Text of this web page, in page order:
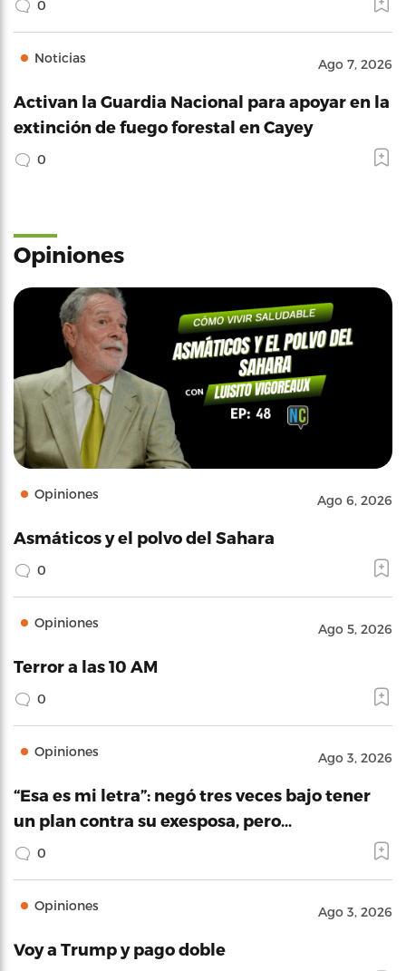
0
Noticias Ago 7, 2026
Activan la Guardia Nacional para apoyar en la
extinción de fuego forestal en Cayey
0
Opiniones
Opiniones Ago 6, 2026
Asmáticos y el polvo del Sahara
0
Opiniones Ago 5, 2026
Terror a las 10 AM
0
Opiniones Ago 3, 2026
“Esa es mi letra”: negó tres veces bajo tener
un plan contra su exesposa, pero…
0
Opiniones Ago 3, 2026
Voy a Trump y pago doble